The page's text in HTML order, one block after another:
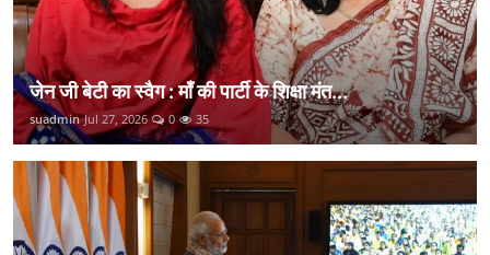
जेन जी बेटी का स्वैग : माँ की पार्टी के शिक्षा मंत...
suadmin Jul 27, 2026 0 35